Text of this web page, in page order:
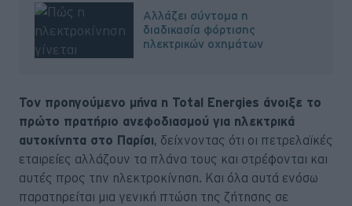
Αλλάζει σύντομα η
διαδικασία φόρτισης
ηλεκτρικών οχημάτων
Τον προηγούμενο μήνα η Total Energies άνοιξε το
πρώτο πρατήριο ανεφοδιασμού για ηλεκτρικά
αυτοκίνητα στο Παρίσι , δείχνοντας ότι οι πετρελαϊκές
εταιρείες αλλάζουν τα πλάνα τους και στρέφονται και
αυτές προς την ηλεκτροκίνηση. Και όλα αυτά ενόσω
παρατηρείται μια γενική πτώση της ζήτησης σε